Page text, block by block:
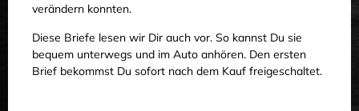
verändern konnten.
Diese Briefe lesen wir Dir auch vor. So kannst Du sie
bequem unterwegs und im Auto anhören. Den ersten
Brief bekommst Du sofort nach dem Kauf freigeschaltet.